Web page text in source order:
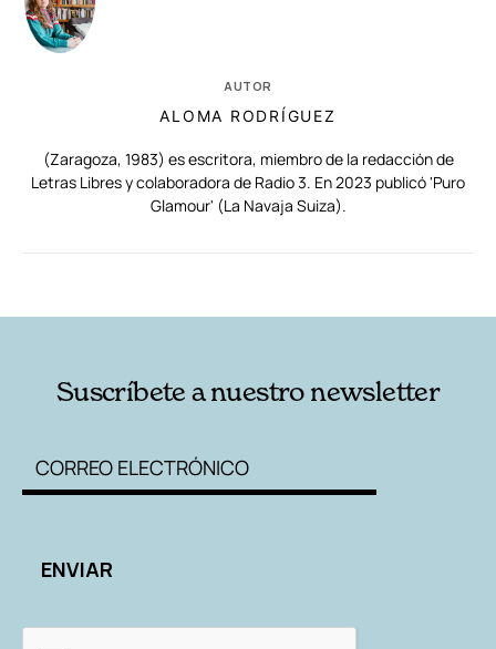
AUTOR
ALOMA RODRÍGUEZ
(Zaragoza, 1983) es escritora, miembro de la redacción de
Letras Libres y colaboradora de Radio 3. En 2023 publicó 'Puro
Glamour' (La Navaja Suiza).
Suscríbete a nuestro newsletter